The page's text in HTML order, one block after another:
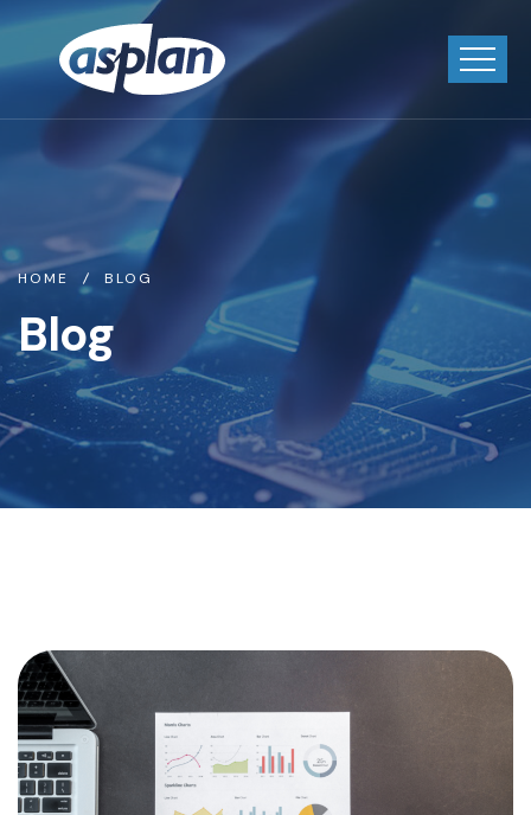
HOME BLOG
Blog